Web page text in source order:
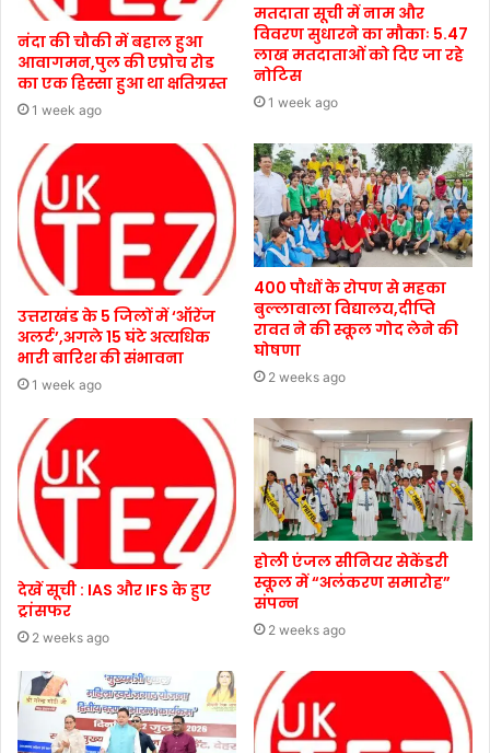
नंदा की चौकी में बहाल हुआ
आवागमन,पुल की एप्रोच रोड
का एक हिस्सा हुआ था क्षतिग्रस्त
1 week ago
मतदाता सूची में नाम और
विवरण सुधारने का मौकाः 5.47
लाख मतदाताओं को दिए जा रहे
नोटिस
1 week ago
उत्तराखंड के 5 जिलों में ‘ऑरेंज
अलर्ट’,अगले 15 घंटे अत्यधिक
भारी बारिश की संभावना
1 week ago
400 पौधों के रोपण से महका
बुल्लावाला विद्यालय,दीप्ति
रावत ने की स्कूल गोद लेने की
घोषणा
2 weeks ago
देखें सूची : IAS और IFS के हुए
ट्रांसफर
2 weeks ago
होली एंजल सीनियर सेकेंडरी
स्कूल में “अलंकरण समारोह”
संपन्न
2 weeks ago